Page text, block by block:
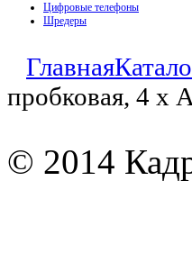
Цифровые телефоны
Шредеры
Главная
пробковая, 4 х
© 2014